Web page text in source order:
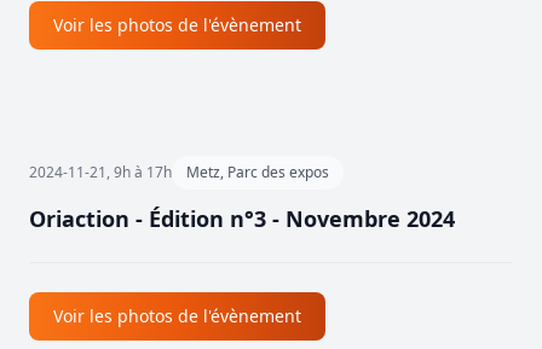
Voir les photos de l'évènement
2024-11-21, 9h à 17h Metz, Parc des expos
Oriaction - Édition n°3 - Novembre 2024
Voir les photos de l'évènement